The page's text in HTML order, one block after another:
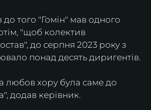
того "Гомін" мав одного
"щоб колектив
до серпня 2023 року з
понад десять диригентів.
любов хору була саме до
додав керівник.